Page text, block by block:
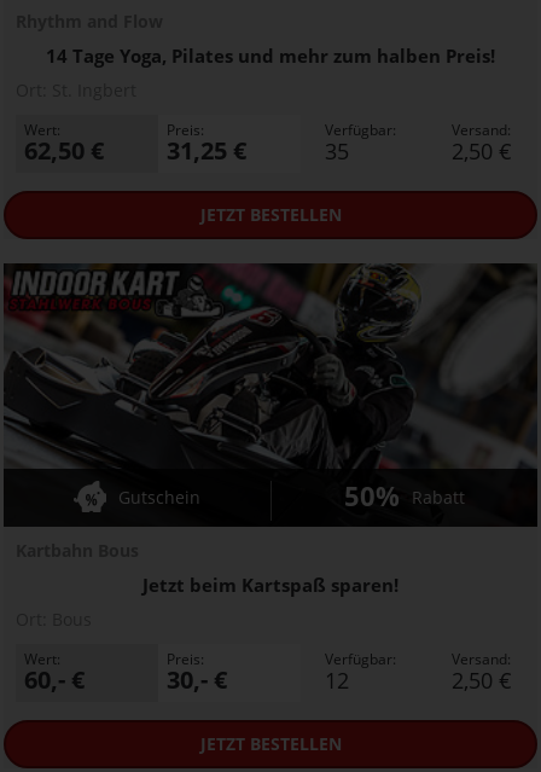
14 Tage Yoga, Pilates und mehr zum halben Preis!
Wert:
62,50 €
Preis:
31,25 €
Verfügbar:
35
Versand:
2,50 €
JETZTBESTELLEN
Jetzt beim Kartspaß sparen!
Gutschein 50% Rabatt
Wert:
60,- €
Preis:
30,- €
Verfügbar:
12
Versand:
2,50 €
JETZTBESTELLEN